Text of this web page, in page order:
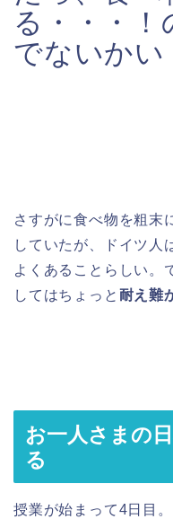
る・・・！
でないかい
さすがに食べ物を粗末
していたが、ドイツ人
よくあることらしい。
してはちょっと 耐え難
お一人さまの
る
授業が始まって4日目